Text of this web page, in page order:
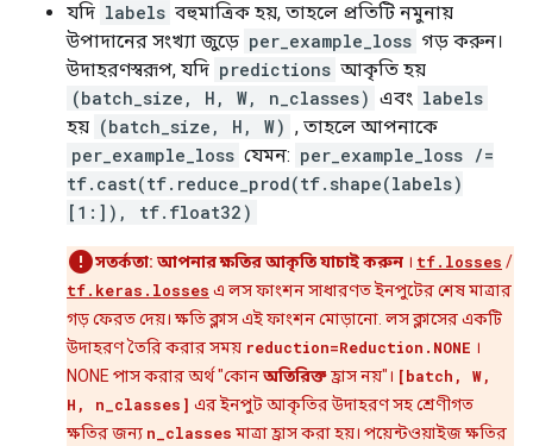
attr {
  key: "output_shapes"
  value {
    list {
      shape {
        dim {
          size: 28
        }
        dim {
          size: 28
        }
        dim {
          size: 1
        }
      shape {
      }
    }
যদি labels বহুমাত্রিক হয়, তাহলে প্রতিটি নমুনায়
উপাদানের সংখ্যা জুড়ে per_example_loss গড় করুন।
উদাহরণস্বরূপ, যদি predictions আকৃতি হয়
(batch_size, H, W, n_classes) এবং labels
হয় (batch_size, H, W) , তাহলে আপনাকে
per_example_loss যেমন: per_example_loss /=
tf.cast(tf.reduce_prod(tf.shape(labels)
[1:]), tf.float32)
সতর্কতা: আপনার ক্ষতির আকৃতি যাচাই করুন । tf.losses /
tf.keras.losses এ লস ফাংশন সাধারণত ইনপুটের শেষ মাত্রার
গড় ফেরত দেয়। ক্ষতি ক্লাস এই ফাংশন মোড়ানো. লস ক্লাসের একটি
উদাহরণ তৈরি করার সময় reduction=Reduction.NONE ।
NONE পাস করার অর্থ "কোনঅতিরিক্তহ্রাস নয়"। [batch, W,
H, n_classes] এর ইনপুট আকৃতির উদাহরণ সহ শ্রেণীগত
ক্ষতির জন্য n_classes মাত্রা হ্রাস করা হয়। পয়েন্টওয়াইজ ক্ষতির